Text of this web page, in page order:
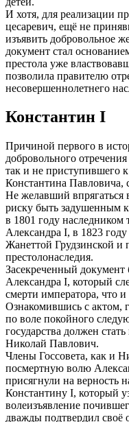
И хотя, для реализации
цесаревич, ещё не
изъявить добровольное
документ стал
престола уже
позволила правителю
несовершеннолетнего
Константин I
Причиной первого в
добровольного
так и не приступившего
Константина Павловича,
Не желавший впрягаться
риску быть задушенным
в 1801 году наследником
Александра I, в 1823
Жанеттой Грудзинской и
престолонаследия.
Засекреченный
Александра I, который
смерти императора, что
Ознакомившись с актом,
по воле покойного
государства должен
Николай Павлович.
Члены Госсовета, как и
посмертную волю
присягнули на верность
Константину I, который
волеизъявление
дважды подтвердил своё